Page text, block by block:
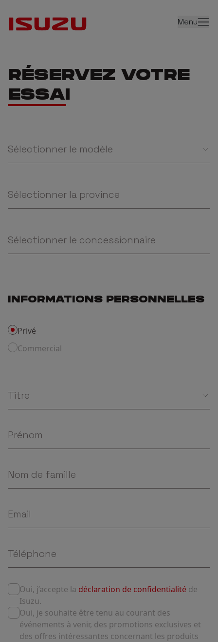
Menu
RÉSERVEZ VOTRE
ESSAI
Sélectionner le modèle
Sélectionner la province
Sélectionner le concessionnaire
INFORMATIONS PERSONNELLES
Privé
Commercial
Titre
Oui, j’accepte la déclaration de confidentialité de
Isuzu.
Oui, je souhaite être tenu au courant des
événements à venir, des promotions exclusives et
des offres intéressantes concernant les produits